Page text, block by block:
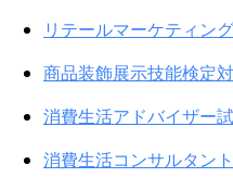
リテールマーケティン
商品装飾展示技能検定
消費生活アドバイザー
消費生活コンサルタン